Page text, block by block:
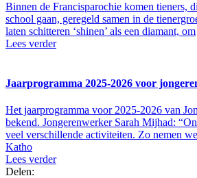
Binnen de Francisparochie komen tieners,
school gaan, geregeld samen in de
laten schitteren ‘shinen’ als een diamant, om
Lees verder
Jaarprogramma 2025-2026 voor
Het jaarprogramma voor 2025-2026 van
bekend. Jongerenwerker Sarah Mijhad:
veel verschillende activiteiten. Zo nemen
Katho
Lees verder
Delen: